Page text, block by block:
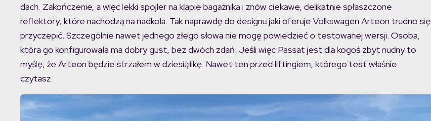
dach. Zakończenie, a więc lekki spojler na klapie bagażnika i znów ciekawe, delikatnie spłaszczone
reflektory, które nachodzą na nadkola. Tak naprawdę do designu jaki oferuje Volkswagen Arteon trudno się
przyczepić. Szczególnie nawet jednego złego słowa nie mogę powiedzieć o testowanej wersji. Osoba,
która go konfigurowała ma dobry gust, bez dwóch zdań. Jeśli więc Passat jest dla kogoś zbyt nudny to
myślę, że Arteon będzie strzałem w dziesiątkę. Nawet ten przed liftingiem, którego test właśnie
czytasz.